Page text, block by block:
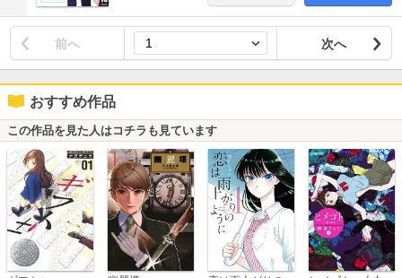
前へ 次へ
おすすめ作品
この作品を見た人はコチラも見ています